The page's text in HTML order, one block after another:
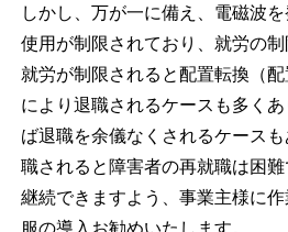
しかし、万が一に備え、電磁波
使用が制限されており、就労の制
就労が制限されると配置転換（
により退職されるケースも多く
ば退職を余儀なくされるケース
職されると障害者の再就職は困
継続できますよう、事業主様に
服の導入お勧めいたします。